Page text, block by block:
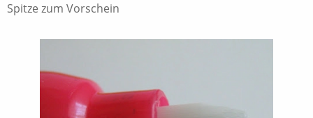
Spitze zum Vorschein